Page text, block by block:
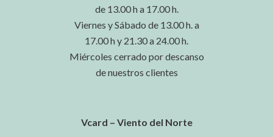
de 13.00 h a 17.00 h.
Viernes y Sábado de 13.00 h. a
17.00 h y 21.30 a 24.00 h.
Miércoles cerrado por descanso
de nuestros clientes
Vcard – Viento del Norte